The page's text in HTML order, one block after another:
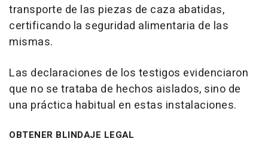
transporte de las piezas de caza abatidas,
certificando la seguridad alimentaria de las
mismas.
Las declaraciones de los testigos evidenciaron
que no se trataba de hechos aislados, sino de
una práctica habitual en estas instalaciones.
OBTENER BLINDAJE LEGAL